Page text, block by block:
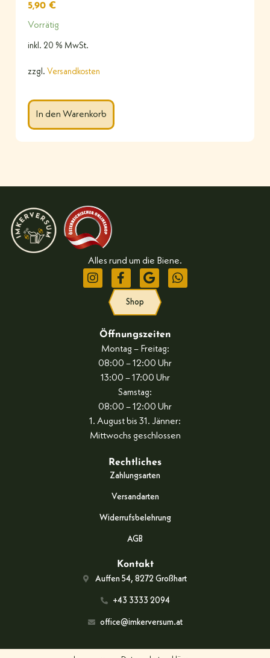
5,90 €
Vorrätig
inkl. 20 % MwSt.
zzgl. Versandkosten
In den Warenkorb
Alles rund um die Biene.
Shop
Öffnungszeiten
Montag – Freitag:
08:00 – 12:00 Uhr
13:00 – 17:00 Uhr
Samstag:
08:00 – 12:00 Uhr
1. August bis 31. Jänner:
Mittwochs geschlossen
Rechtliches
Zahlungsarten
Versandarten
Widerrufsbelehrung
AGB
Kontakt
Auffen 54, 8272 Großhart
+43 3333 2094
office@imkerversum.at